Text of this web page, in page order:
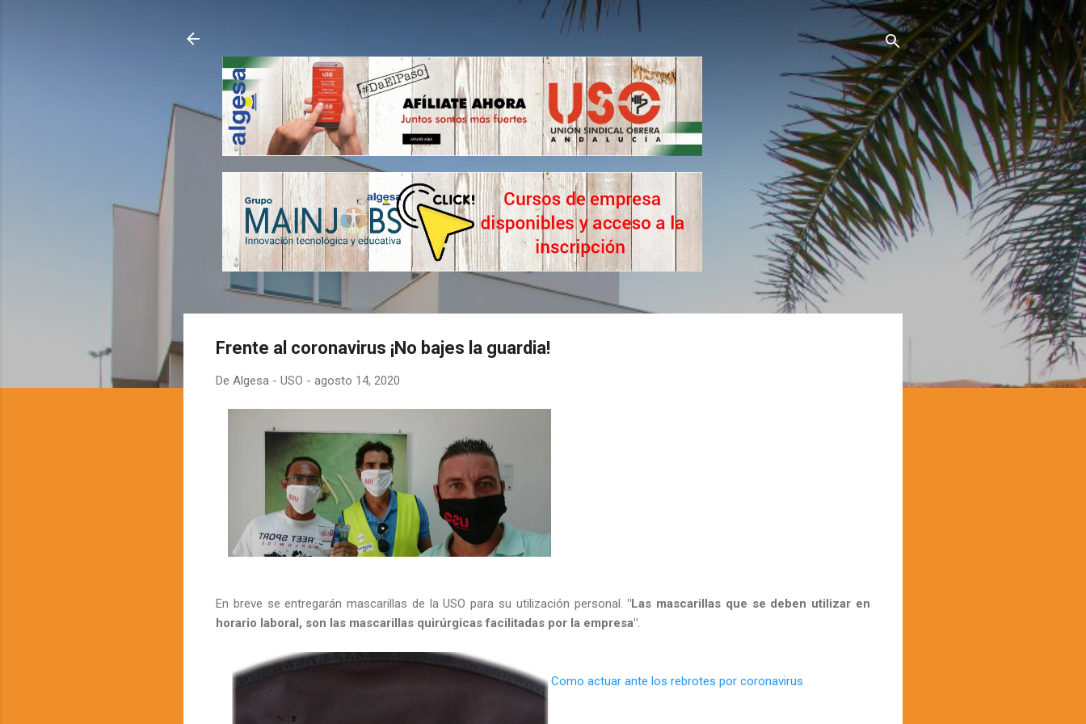
Ir al contenido principal
Frente al coronavirus ¡No bajes la guardia!
De Algesa - USO - agosto 14, 2020
En breve se entregarán mascarillas de la USO para su utilización personal."Las mascarillas que se deben utilizar en
horario laboral, son las mascarillas quirúrgicas facilitadas por la empresa".
Como actuar ante los rebrotes por coronavirus